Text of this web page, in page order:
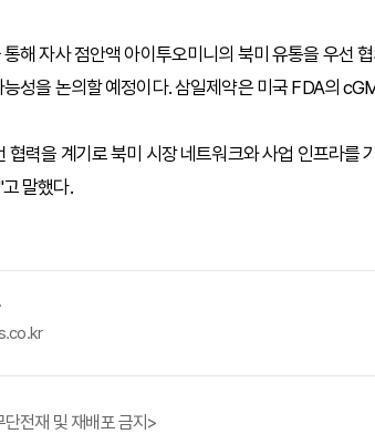
해 자사 점안액 아이투오미니의 북미 유통을 우선
성을 논의할 예정이다. 삼일제약은 미국 FDA의
협력을 계기로 북미 시장 네트워크와 사업 인프라를
말했다.
전재 및 재배포 금지>